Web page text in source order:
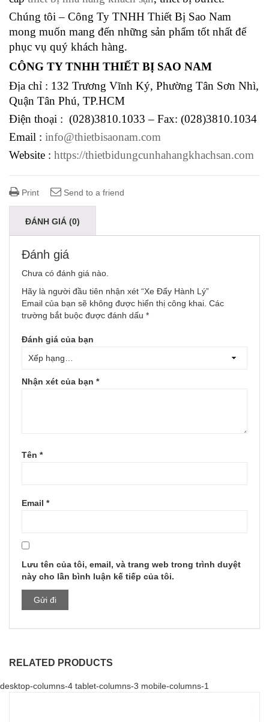
Chúng tôi – Công Ty TNHH Thiết Bị Sao Nam
mong muốn mang đến những sản phẩm tốt nhất để
phục vụ quý khách hàng.
CÔNG TY TNHH THIẾT BỊ SAO NAM
Địa chỉ : 132 Trương Vĩnh Ký, Phường Tân Sơn Nhì,
Quận Tân Phú, TP.HCM
Điện thoại : (028)3810.1033 – Fax: (028)3810.1034
Email : info@thietbisaonam.com
Website : https://thietbidungcunhahangkhachsan.com
Print Send to a friend
ĐÁNH GIÁ (0)
Đánh giá
Chưa có đánh giá nào.
Hãy là người đầu tiên nhận xét “Xe Đẩy Hành Lý”
Email của bạn sẽ không được hiển thị công khai. Các
trường bắt buộc được đánh dấu *
Đánh giá của bạn
Nhận xét của bạn *
Tên *
Email *
Lưu tên của tôi, email, và trang web trong trình duyệt
này cho lần bình luận kế tiếp của tôi.
RELATED PRODUCTS
desktop-columns-4 tablet-columns-3 mobile-columns-1